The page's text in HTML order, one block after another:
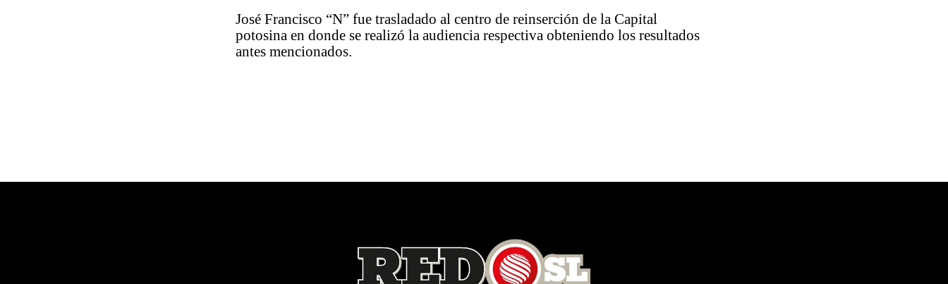
José Francisco “N” fue trasladado al centro de reinserción de la Capital
potosina en donde se realizó la audiencia respectiva obteniendo los resultados
antes mencionados.